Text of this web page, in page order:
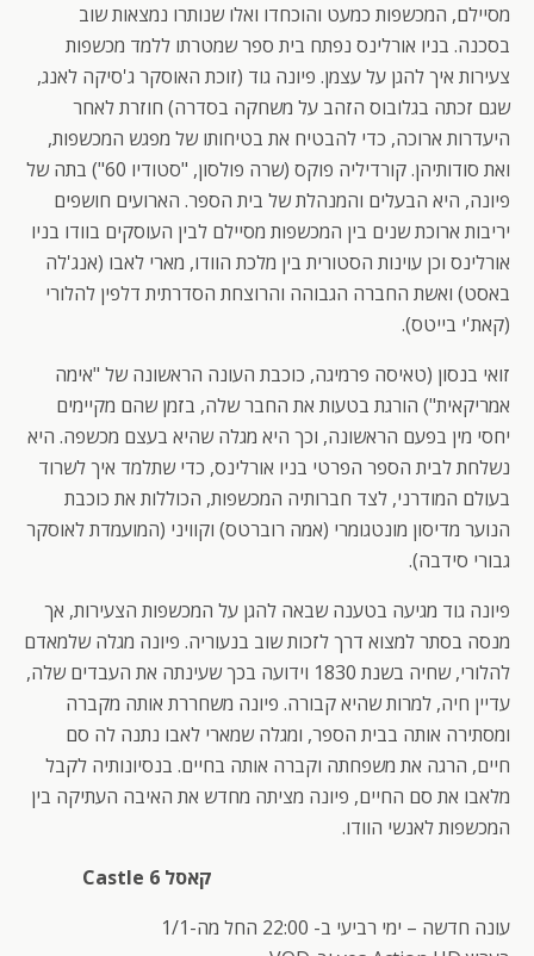
מסיילם, המכשפות כמעט והוכחדו ואלו שנותרו נמצאות שוב
בסכנה. בניו אורלינס נפתח בית ספר שמטרתו ללמד מכשפות
צעירות איך להגן על עצמן. פיונה גוד (זוכת האוסקר ג'סיקה לאנג,
שגם זכתה בגלובוס הזהב על משחקה בסדרה) חוזרת לאחר
היעדרות ארוכה, כדי להבטיח את בטיחותו של מפגש המכשפות,
ואת סודותיהן. קורדיליה פוקס (שרה פולסון, "סטודיו 60") בתה של
פיונה, היא הבעלים והמנהלת של בית הספר. הארועים חושפים
יריבות ארוכת שנים בין המכשפות מסיילם לבין העוסקים בוודו בניו
אורלינס וכן עוינות הסטורית בין מלכת הוודו, מארי לאבו (אנג'לה
באסט) ואשת החברה הגבוהה והרוצחת הסדרתית דלפין להלורי
(קאת'י בייטס).
זואי בנסון (טאיסה פרמיגה, כוכבת העונה הראשונה של "אימה
אמריקאית") הורגת בטעות את החבר שלה, בזמן שהם מקיימים
יחסי מין בפעם הראשונה, וכך היא מגלה שהיא בעצם מכשפה. היא
נשלחת לבית הספר הפרטי בניו אורלינס, כדי שתלמד איך לשרוד
בעולם המודרני, לצד חברותיה המכשפות, הכוללות את כוכבת
הנוער מדיסון מונטגומרי (אמה רוברטס) וקוויני (המועמדת לאוסקר
גבורי סידבה).
פיונה גוד מגיעה בטענה שבאה להגן על המכשפות הצעירות, אך
מנסה בסתר למצוא דרך לזכות שוב בנעוריה. פיונה מגלה שלמאדם
להלורי, שחיה בשנת 1830 וידועה בכך שעינתה את העבדים שלה,
עדיין חיה, למרות שהיא קבורה. פיונה משחררת אותה מקברה
ומסתירה אותה בבית הספר, ומגלה שמארי לאבו נתנה לה סם
חיים, הרגה את משפחתה וקברה אותה בחיים. בנסיונותיה לקבל
מלאבו את סם החיים, פיונה מציתה מחדש את האיבה העתיקה בין
המכשפות לאנשי הוודו.
קאסל 6 Castle
עונה חדשה – ימי רביעי ב- 22:00 החל מה-1/1